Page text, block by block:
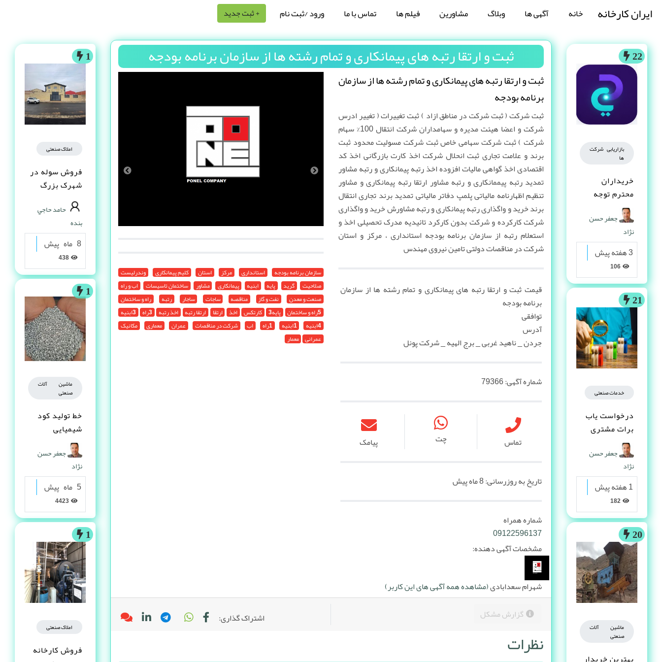
ایران کارخانه خانه آگهی ها وبلاگ مشاورین فیلم ها تماس با ما ورود /ثبت نام + ثبت جدید
22
بازاریابی شرکت
ها
خریداران
محترم توجه
کنند
جعفر حسن
نژاد
3 هفته پیش
21
خدمات صنعتی
درخواست یاب
برات مشتری
پیدا می کنه
جعفر حسن
نژاد
1 هفته پیش
20
ماشین آلات
صنعتی
ثبت و ارتقا رتبه های پیمانکاری و تمام رشته ها از سازمان برنامه بودجه
ثبت و ارتقا رتبه های پیمانکاری و تمام رشته ها از سازمان
برنامه بودجه
ثبت شرکت ( ثبت شرکت در مناطق ازاد ) ثبت تغییرات ( تغییر ادرس
شرکت و اعضا هیئت مدیره و سهامداران شرکت انتقال 100% سهام
شرکت ) ثبت شرکت سهامی خاص ثبت شرکت مسولیت محدود ثبت
برند و علامت تجاری ثبت انحلال شرکت اخذ کارت بازرگانی اخذ کد
اقتصادی اخذ گواهی مالیات افزوده اخذ رتبه پیمانکاری و رتبه مشاور
تمدید رتبه پیممانکاری و رتبه مشاور ارتقا رتبه پیمانکاری و مشاور
تنظیم اظهارنامه مالیاتی پلمپ دفاتر مالیاتی تمدید برند تجاری انتقال
برند خرید و واگذاری رتبه پیمانکاری و رتبه مشاورش خرید و واگذاری
شرکت کارکرده و شرکت بدون کارکرد تائیدیه مدرک تحصیلی اخذ و
استعلام رتبه از سازمان برنامه بودجه استانداری ، مرکز و استان
شرکت در مناقصات دولتی تامین نیروی مهندس
قیمت ثبت و ارتقا رتبه های پیمانکاری و تمام رشته ها از سازمان
برنامه بودجه
توافقی
آدرس
جردن _ ناهید غربی _ برج الهیه _ شرکت پونل
شماره آگهی:79366
تماس چت پیامک
تاریخ به روزرسانی:8 ماه پیش
شماره همراه
09122596137
مشخصات آگهی دهنده:
شهرام سعدابادی(مشاهده همه آگهی های این کاربر)
سازمان برنامه بودجه استانداری مرکز استان کلیم پیمانکاری
وندرلیست
صلاحیت
گرید پایه ابنیه پیمانکاری مشاور ساختمان تاسیسات
اب و راه
صنعت و معدن
نفت و گاز مناقصه ساجات ساجار رتبه
راه و ساختمان
5راه و ساختمان
پایه3 کارتکس اخذ ارتقا ارتقا رتبه اخذ رتبه 3راه
3ابنیه
4ابنیه
1ابنیه 1راه اب شرکت در مناقصات عمران معماری
مکانیک
عمرانی معمار
گزارش مشکل اشتراک گذاری:
نظرات
1
املاک صنعتی
فروش سوله در
شهرک بزرگ
اصفهان فاز یک
حامد حاجي
بنده
8 ماه پیش
1
ماشین آلات
صنعتی
خط تولید کود
شیمیایی
گرانولی
جعفر حسن
نژاد
5 ماه پیش
1
املاک صنعتی
فروش کارخانه